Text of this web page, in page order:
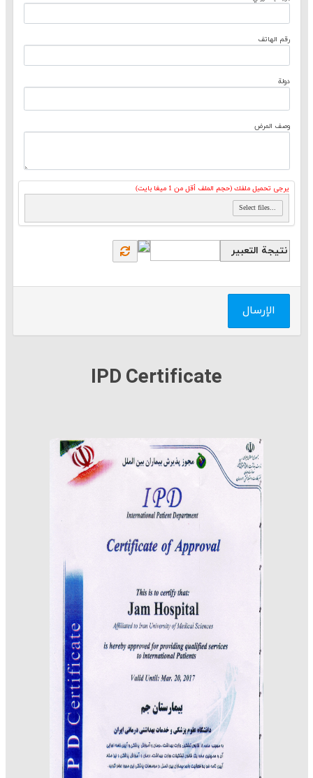
رقم الهاتف
دولة
وصف المرض
يرجى تحميل ملفك (حجم الملف أقل من 1 ميغا بايت)
Select files...
نتيجة التعبير
الإرسال
IPD Certificate